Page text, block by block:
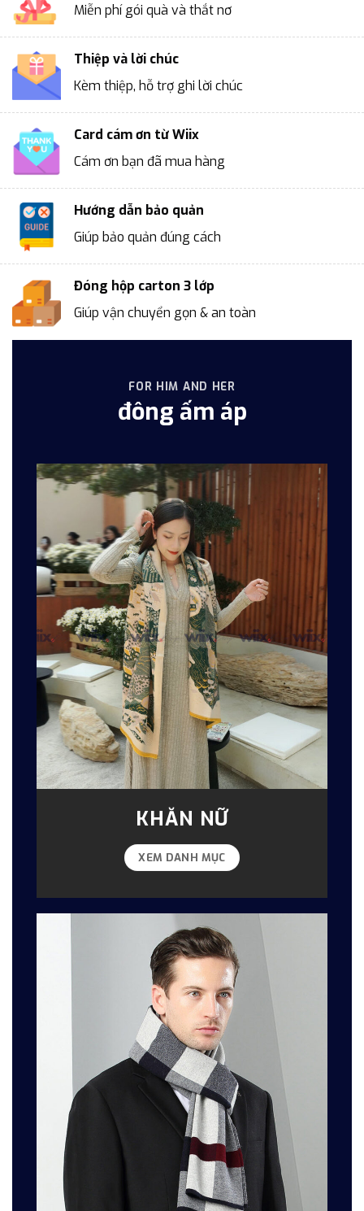
Miễn phí gói quà và thắt nơ
Thiệp và lời chúc
Kèm thiệp, hỗ trợ ghi lời chúc
Card cám ơn từ Wiix
Cám ơn bạn đã mua hàng
Hướng dẫn bảo quản
Giúp bảo quản đúng cách
Đóng hộp carton 3 lớp
Giúp vận chuyển gọn & an toàn
FOR HIM AND HER
đông ấm áp
KHĂN NỮ
XEM DANH MỤC